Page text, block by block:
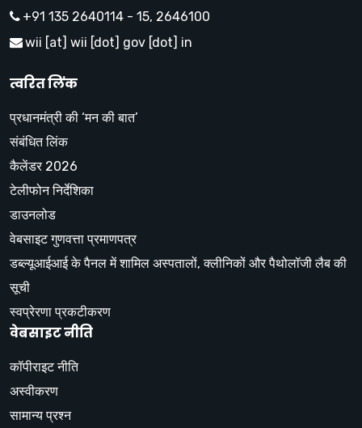
+91 135 2640114 - 15, 2646100
wii [at] wii [dot] gov [dot] in
त्वरित लिंक
प्रधानमंत्री की ‘मन की बात’
संबंधित लिंक
कैलेंडर 2026
टेलीफोन निर्देशिका
डाउनलोड
वेबसाइट गुणवत्ता प्रमाणपत्र
डब्ल्यूआईआई के पैनल में शामिल अस्पतालों, क्लीनिकों और पैथोलॉजी लैब की
सूची
स्वप्रेरणा प्रकटीकरण
वेबसाइट नीति
कॉपीराइट नीति
अस्वीकरण
सामान्य प्रश्न